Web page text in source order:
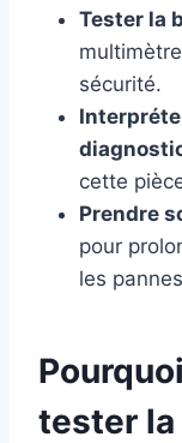
Tester la
sécurité.
cette
Prendre
pour
les
tester la